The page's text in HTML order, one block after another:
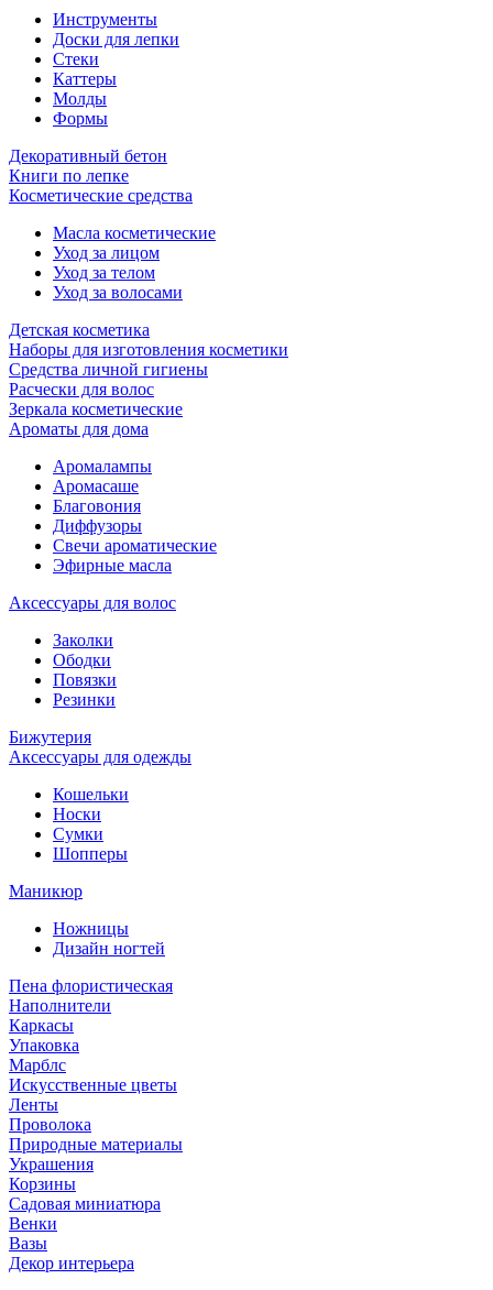
Инструменты
Доски для лепки
Стеки
Каттеры
Молды
Формы
Декоративный бетон
Книги по лепке
Косметические средства
Масла косметические
Уход за лицом
Уход за телом
Уход за волосами
Детская косметика
Наборы для изготовления косметики
Средства личной гигиены
Расчески для волос
Зеркала косметические
Ароматы для дома
Аромалампы
Аромасаше
Благовония
Диффузоры
Свечи ароматические
Эфирные масла
Аксессуары для волос
Заколки
Ободки
Повязки
Резинки
Бижутерия
Аксессуары для одежды
Кошельки
Носки
Сумки
Шопперы
Маникюр
Ножницы
Дизайн ногтей
Пена флористическая
Наполнители
Каркасы
Упаковка
Марблс
Искусственные цветы
Ленты
Проволока
Природные материалы
Украшения
Корзины
Садовая миниатюра
Венки
Вазы
Декор интерьера